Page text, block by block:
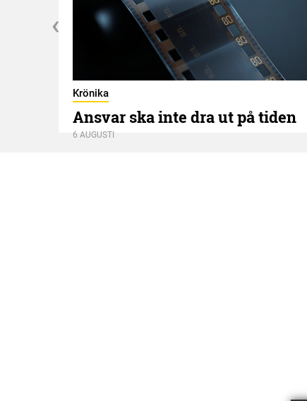
Krönika
Ansvar ska inte dra ut på tiden
6 AUGUSTI